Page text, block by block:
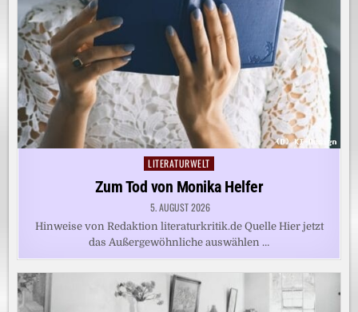
Posted
in
LITERATURWELT
Zum Tod von Monika Helfer
5. AUGUST 2026
Hinweise von Redaktion literaturkritik.de Quelle Hier jetzt
das Außergewöhnliche auswählen …